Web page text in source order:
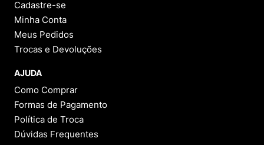
Cadastre-se
Minha Conta
Meus Pedidos
Trocas e Devoluções
AJUDA
Como Comprar
Formas de Pagamento
Política de Troca
Dúvidas Frequentes